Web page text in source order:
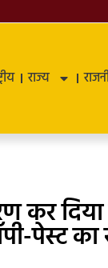
राज्य
कर
पेस्ट का